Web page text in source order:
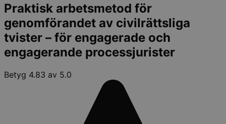
Praktisk arbetsmetod för
genomförandet av civilrättsliga
tvister – för engagerade och
engagerande processjurister
Betyg 4.83 av 5.0